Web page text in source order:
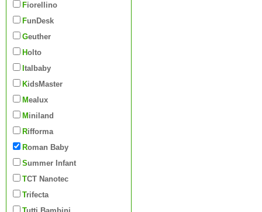
Fiorellino
FunDesk
Geuther
Holto
Italbaby
KidsMaster
Mealux
Miniland
Rifforma
Roman Baby
Summer Infant
TCT Nanotec
Trifecta